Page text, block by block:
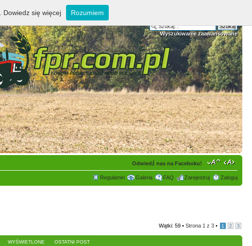
Wyszukiwanie zaawansowane
Odwiedź nas na Faceboku!
Regulamin Galeria FAQ Zarejestruj Zaloguj
Wątki: 59 • Strona 1 z 3 • 1 2 3
WYŚWIETLONE OSTATNI POST
Dowiedz się więcej Rozumiem